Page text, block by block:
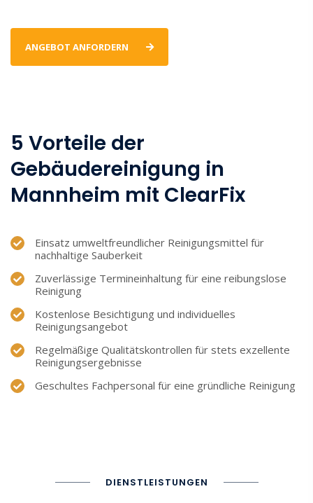
ANGEBOT ANFORDERN
5 Vorteile der
Gebäudereinigung in
Mannheim mit ClearFix
Einsatz umweltfreundlicher Reinigungsmittel für
nachhaltige Sauberkeit
Zuverlässige Termineinhaltung für eine reibungslose
Reinigung
Kostenlose Besichtigung und individuelles
Reinigungsangebot
Regelmäßige Qualitätskontrollen für stets exzellente
Reinigungsergebnisse
Geschultes Fachpersonal für eine gründliche Reinigung
DIENSTLEISTUNGEN